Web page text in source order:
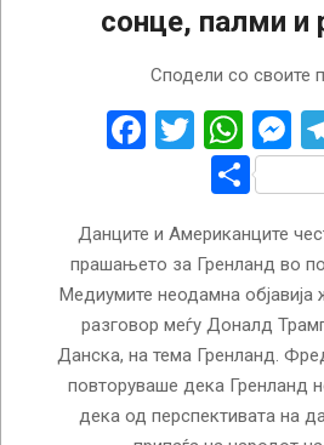
сонце, палми и
Сподели со своите
Facebook
Twitter
Share
Данците и Американците
прашањето за Гренланд во
Медиумите неодамна објавија
разговор меѓу Доналд
Данска, на тема Гренланд.
повторуваше дека Гренланд
дека од перспективата на